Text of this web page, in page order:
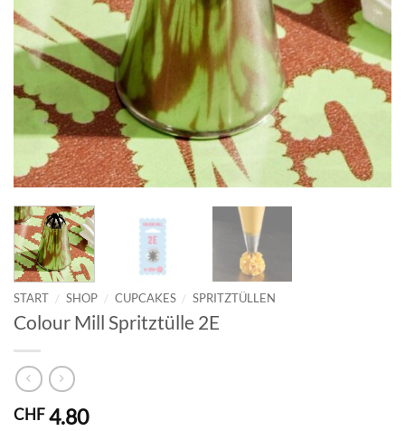
START / SHOP / CUPCAKES / SPRITZTÜLLEN
Colour Mill Spritztülle 2E
CHF4.80